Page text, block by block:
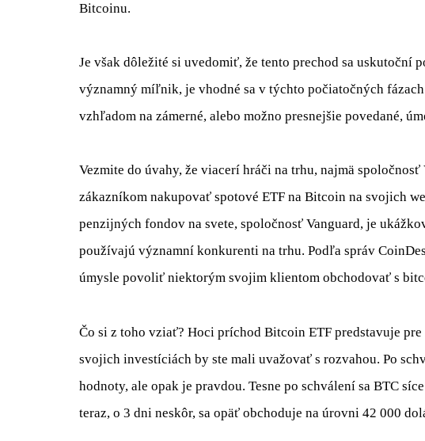
Bitcoinu.
Je však dôležité si uvedomiť, že tento prechod sa uskutoční
významný míľnik, je vhodné sa v týchto počiatočných
vzhľadom na zámerné, alebo možno presnejšie povedané,
Vezmite do úvahy, že viacerí hráči na trhu, najmä
zákazníkom nakupovať spotové ETF na Bitcoin na svojich
penzijných fondov na svete, spoločnosť Vanguard, je
používajú významní konkurenti na trhu. Podľa správ
úmysle povoliť niektorým svojim klientom obchodovať s
Čo si z toho vziať? Hoci príchod Bitcoin ETF predstavuje
svojich investíciách by ste mali uvažovať s rozvahou. Po
hodnoty, ale opak je pravdou. Tesne po schválení sa BTC
teraz, o 3 dni neskôr, sa opäť obchoduje na úrovni 42 000